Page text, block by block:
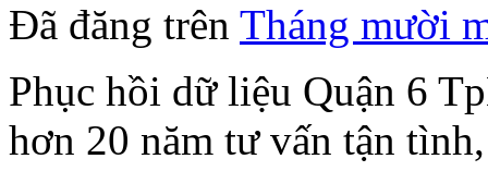
Đã đăng trên Tháng mười
Phục hồi dữ liệu Quận 6
hơn 20 năm tư vấn tận